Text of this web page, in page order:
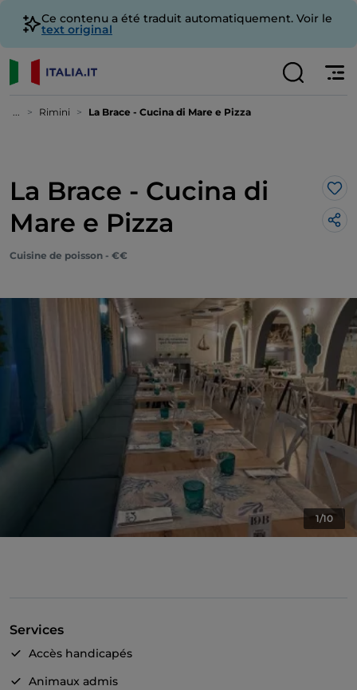
Ce contenu a été traduit automatiquement. Voir le
text original
... Rimini La Brace - Cucina di Mare e Pizza
La Brace - Cucina di
Mare e Pizza
Cuisine de poisson - €€
1/10
Services
Accès handicapés
Animaux admis